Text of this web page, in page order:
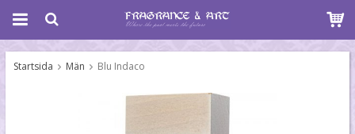
Startsida Män Blu Indaco